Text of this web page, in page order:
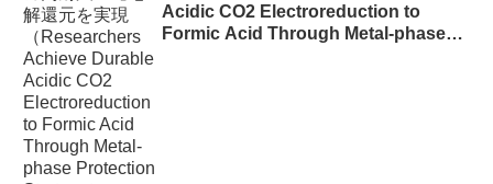
Acidic CO2 Electroreduction to
Formic Acid Through Metal-phase